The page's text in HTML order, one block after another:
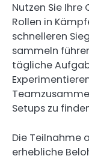
Nutzen Sie
Rollen in
schnelleren
sammeln
tägliche
Setups zu
Die Teilnahme
erhebliche